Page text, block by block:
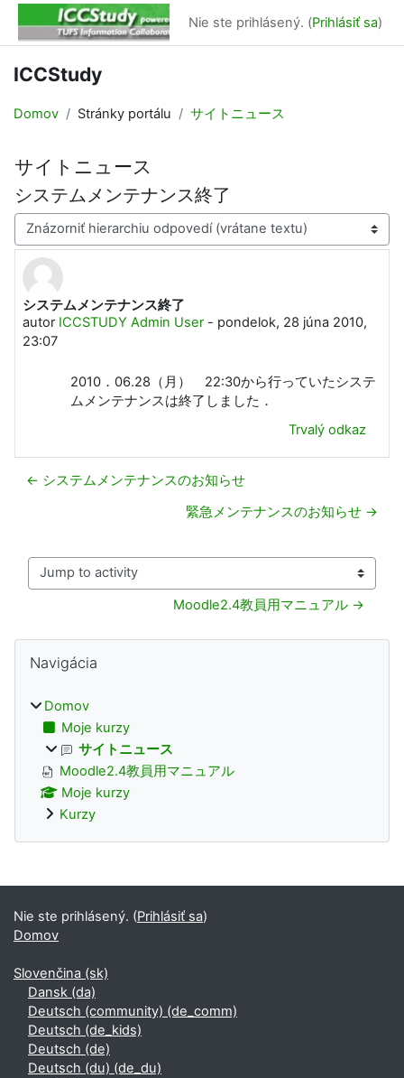
Preskočiť na hlavný obsah
Nie ste prihlásený. (Prihlásiť sa)
ICCStudy
Domov Stránky portálu サイトニュース
サイトニュース
システムメンテナンス終了
Mód zobrazenia
システムメンテナンス終了
autor ICCSTUDY Admin User- pondelok, 28 júna 2010,
23:07
Počet odpovedí: 0
2010．06.28（月） 22:30から行っていたシステ
ムメンテナンスは終了しました．
Trvalý odkaz
← システムメンテナンスのお知らせ
緊急メンテナンスのお知らせ →
Jump to activity
Moodle2.4教員用マニュアル →
Bloky
Navigácia
Domov
Moje kurzy
サイトニュース
Moodle2.4教員用マニュアル
Moje kurzy
Kurzy
Dodatočné bloky
Nie ste prihlásený. (Prihlásiť sa)
Domov
Slovenčina ‎(sk)‎
Dansk ‎(da)‎
Deutsch (community) ‎(de_comm)‎
Deutsch ‎(de_kids)‎
Deutsch ‎(de)‎
Deutsch (du) ‎(de_du)‎